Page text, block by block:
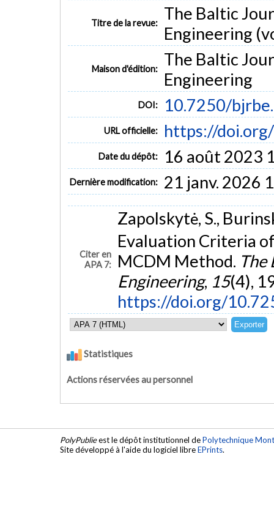
Titre de la revue:
The Baltic
Engineering
Maison d'édition:
The Baltic
Engineering
DOI: 10.7250/
URL officielle: https://
Date du dépôt: 16 août 2023
Dernière modification: 21 janv. 2026
Citer en
APA 7:
Zapolskytė, S.,
Evaluation Criteria
MCDM Method. The
Engineering, 15(4),
https://doi.org/
Statistiques
Actions réservées au personnel
PolyPublieest le dépôt institutionnel dePolytechnique
Site développé à l'aide du logiciel libreEPrints.